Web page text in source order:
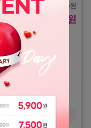
194,000원
원